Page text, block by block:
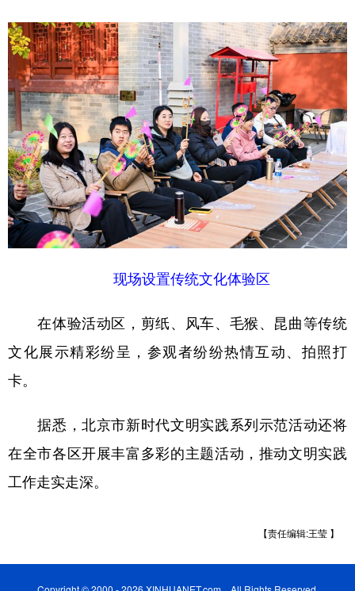
现场设置传统文化体验区
在体验活动区，剪纸、风车、毛猴、昆曲等传统
文化展示精彩纷呈，参观者纷纷热情互动、拍照打
卡。
据悉，北京市新时代文明实践系列示范活动还将
在全市各区开展丰富多彩的主题活动，推动文明实践
工作走实走深。
【责任编辑:王莹 】